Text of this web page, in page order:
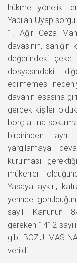
hükme yönelik
Yapılan Uyap
1. Ağır Ceza
davasının,
değerindeki
dosyasındaki
edilmemesi
davanın esasına
gerçek kişiler
borç altına
birbirinden ayrı
yargılamaya
kurulması
mükerrer
Yasaya aykırı,
yerinde
sayılı Kanunun
gereken 1412
gibi
verildi..